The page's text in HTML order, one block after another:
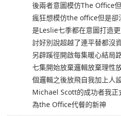
後兩者意圖模仿The Office
瘋狂想模仿the office但是卻
是Leslie七季都在意圖打造
討好別說超越了連平替都沒
另辟蹊徑開啟每集暖心結局
七集開始放棄邏輯放棄理性
個邏輯之後放飛自我加上人
Michael Scott的成功者我正
為the Office代餐的新神